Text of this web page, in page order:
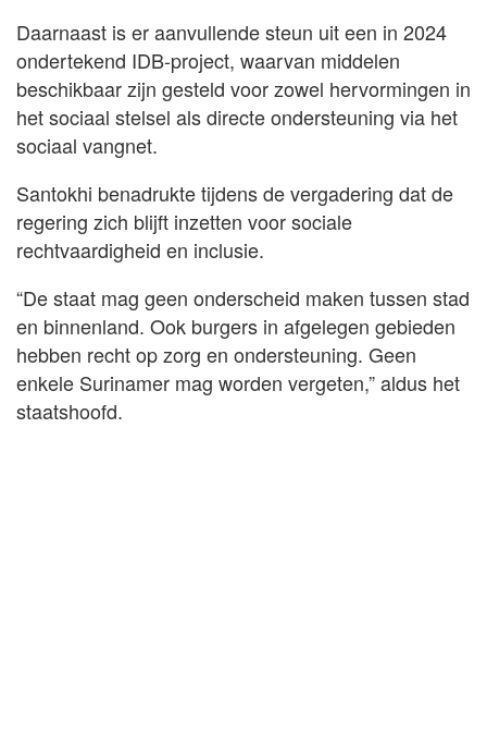
Daarnaast is er aanvullende steun uit een in 2024
ondertekend IDB-project, waarvan middelen
beschikbaar zijn gesteld voor zowel hervormingen in
het sociaal stelsel als directe ondersteuning via het
sociaal vangnet.
Santokhi benadrukte tijdens de vergadering dat de
regering zich blijft inzetten voor sociale
rechtvaardigheid en inclusie.
“De staat mag geen onderscheid maken tussen stad
en binnenland. Ook burgers in afgelegen gebieden
hebben recht op zorg en ondersteuning. Geen
enkele Surinamer mag worden vergeten,” aldus het
staatshoofd.